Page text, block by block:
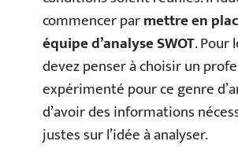
commencer parmettre en
équipe d’analyse SWOT. Pour
devez penser à choisir un
expérimenté pour ce genre
d’avoir des informations
justes sur l’idée à analyser.